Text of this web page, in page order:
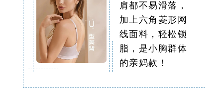
肩都不易滑落，
加上六角菱形网
线面料，轻松锁
脂，是小胸群体
的亲妈款！